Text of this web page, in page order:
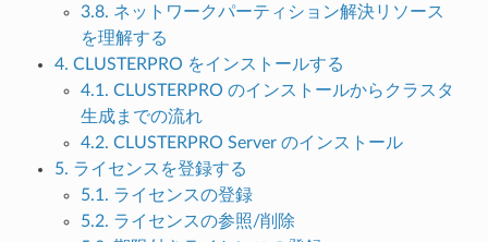
3.8. ネットワークパーティション解決リソース
を理解する
4. CLUSTERPRO をインストールする
4.1. CLUSTERPRO のインストールからクラスタ
生成までの流れ
4.2. CLUSTERPRO Server のインストール
5. ライセンスを登録する
5.1. ライセンスの登録
5.2. ライセンスの参照/削除